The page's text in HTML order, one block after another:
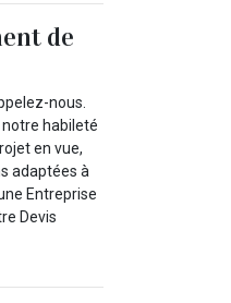
de
nous.
habileté
en vue,
adaptées à
Entreprise
Devis